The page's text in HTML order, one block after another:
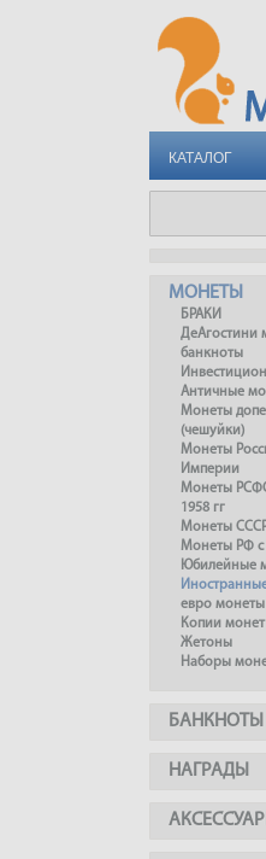
КАТАЛОГ
МОНЕТЫ
БРАКИ
ДеАгостини
банкноты
Античные
Монеты
(чешуйки)
Монеты
Империи
Монеты
1958 гг
Монеты СССР
Монеты РФ с
Юбилейные
евро монеты
Копии монет
Жетоны
Наборы
БАНКНОТЫ
НАГРАДЫ